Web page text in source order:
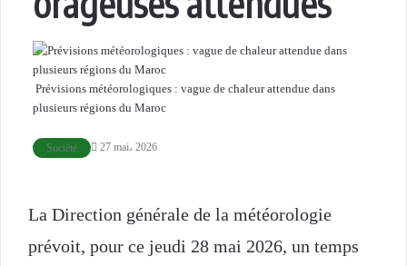
Prévisions météorologiques : vague de chaleur attendue dans
plusieurs régions du Maroc
Société 27 mai، 2026
La Direction générale de la météorologie
prévoit, pour ce jeudi 28 mai 2026, un temps